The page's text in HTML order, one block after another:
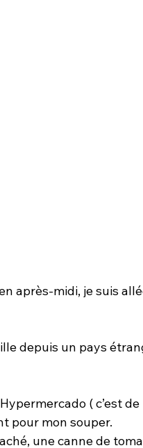
après-midi, je suis
depuis un pays
( c’est
pour mon souper.
une canne de